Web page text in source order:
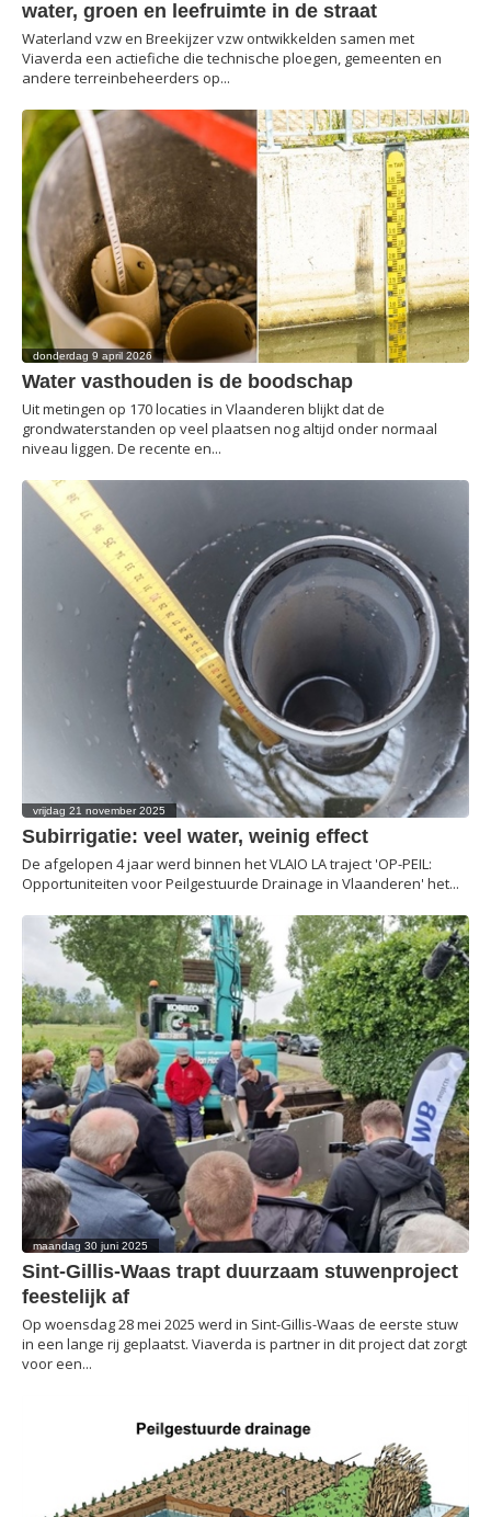
water, groen en leefruimte in de straat
Waterland vzw en Breekijzer vzw ontwikkelden samen met
Viaverda een actiefiche die technische ploegen, gemeenten en
andere terreinbeheerders op...
donderdag 9 april 2026
Water vasthouden is de boodschap
Uit metingen op 170 locaties in Vlaanderen blijkt dat de
grondwaterstanden op veel plaatsen nog altijd onder normaal
niveau liggen. De recente en...
vrijdag 21 november 2025
Subirrigatie: veel water, weinig effect
De afgelopen 4 jaar werd binnen het VLAIO LA traject 'OP-PEIL:
Opportuniteiten voor Peilgestuurde Drainage in Vlaanderen' het...
maandag 30 juni 2025
Sint-Gillis-Waas trapt duurzaam stuwenproject
feestelijk af
Op woensdag 28 mei 2025 werd in Sint-Gillis-Waas de eerste stuw
in een lange rij geplaatst. Viaverda is partner in dit project dat zorgt
voor een...